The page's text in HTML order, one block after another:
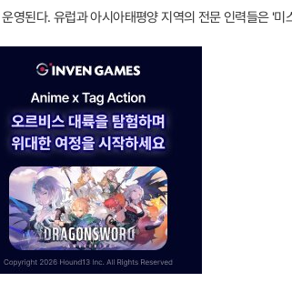
영된다. 유럽과 아시아태평양 지역의 전문 인력들은 '